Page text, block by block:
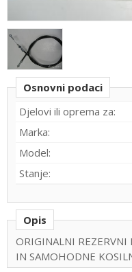
Osnovni podaci
Djelovi ili oprema za:
Marka:
Model:
Stanje:
Opis
ORIGINALNI REZERVNI DELI ZA TRAKTORSKE
IN SAMOHODNE